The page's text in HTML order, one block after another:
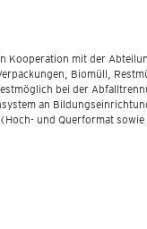
mit der
Biomüll,
bei der
an
und Querformat